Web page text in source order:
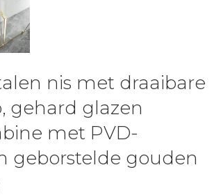
nis met draaibare
gehard glazen
met PVD-
geborstelde gouden